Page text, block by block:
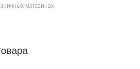
магазинах